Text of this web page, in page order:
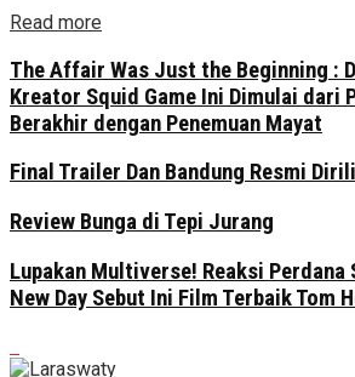
Read more
The Affair Was Just the Beginning :
Kreator Squid Game Ini Dimulai dari
Berakhir dengan Penemuan Mayat
Final Trailer Dan Bandung Resmi
Review Bunga di Tepi Jurang
Lupakan Multiverse! Reaksi Perdana
New Day Sebut Ini Film Terbaik Tom